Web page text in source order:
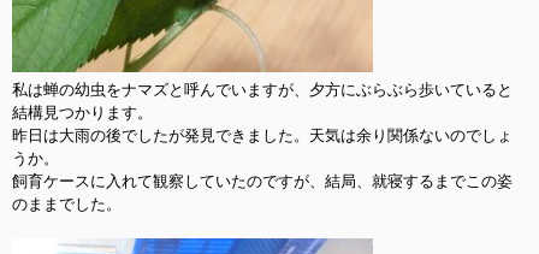
私は蝉の幼虫をナマズと呼んでいますが、夕方にぶらぶら歩いていると
結構見つかります。
昨日は大雨の後でしたが発見できました。天気は余り関係ないのでしょ
うか。
飼育ケースに入れて観察していたのですが、結局、就寝するまでこの姿
のままでした。